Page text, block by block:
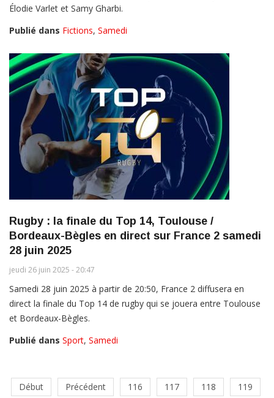
Élodie Varlet et Samy Gharbi.
Publié dans Fictions, Samedi
Rugby : la finale du Top 14, Toulouse /
Bordeaux-Bègles en direct sur France 2 samedi
28 juin 2025
jeudi 26 juin 2025 - 20:47
Samedi 28 juin 2025 à partir de 20:50, France 2 diffusera en
direct la finale du Top 14 de rugby qui se jouera entre Toulouse
et Bordeaux-Bègles.
Publié dans Sport, Samedi
Début Précédent 116 117 118
119